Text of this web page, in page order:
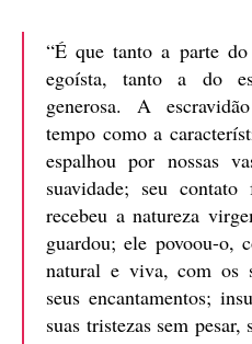
“É que tanto a parte do
egoísta, tanto a do
generosa. A
tempo como a
espalhou por nossas
suavidade; seu
recebeu a natureza
guardou; ele povoou-o,
natural e viva, com os
seus encantamentos;
suas tristezas sem